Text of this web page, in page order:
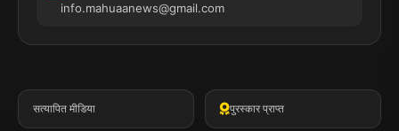
info.mahuaanews@gmail.com
सत्यापित मीडिया पुरस्कार प्राप्त